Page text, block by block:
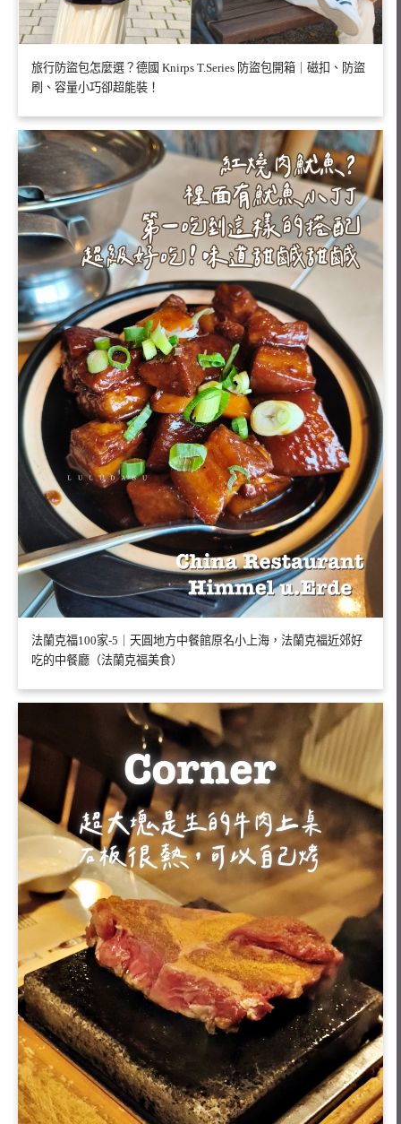
旅行防盜包怎麼選？德國 Knirps T.Series 防盜包開箱｜磁扣、防盜
刷、容量小巧卻超能裝！
法蘭克福100家-5｜天圓地方中餐館原名小上海，法蘭克福近郊好
吃的中餐廳（法蘭克福美食）